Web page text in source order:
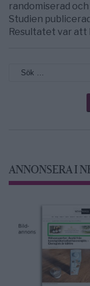
randomiserad
Studien
Resultatet var att
ANNONSERA I